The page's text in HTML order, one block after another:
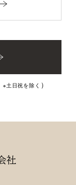
※土日祝を除く ）